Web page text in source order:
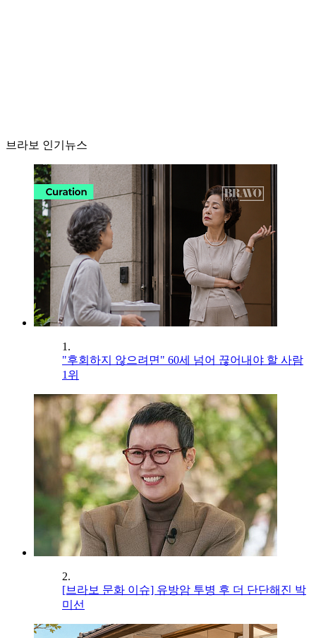
브라보 인기뉴스
1.
"후회하지 않으려면" 60세 넘어 끊어내야 할 사람
1위
2.
[브라보 문화 이슈] 유방암 투병 후 더 단단해진 박
미선